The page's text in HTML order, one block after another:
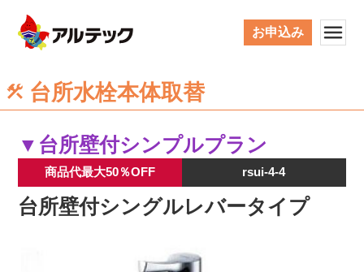
お申込み
台所水栓本体取替
▼台所壁付シンプルプラン
商品代最大50％OFF rsui-4-4
台所壁付シングルレバータイプ